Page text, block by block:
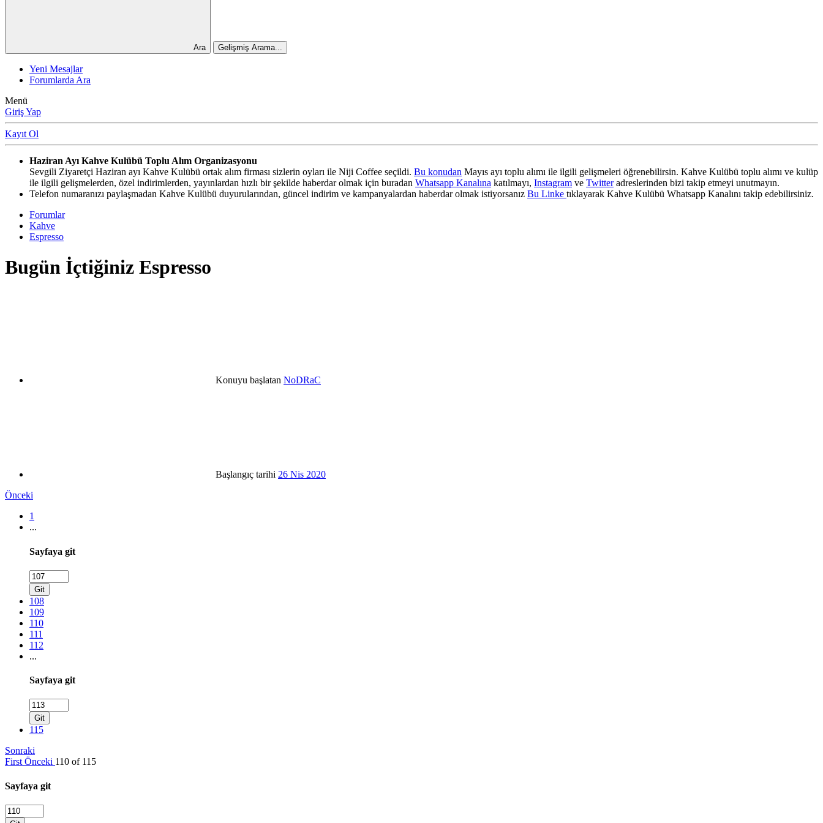
Ara Gelişmiş Arama...
Yeni Mesajlar
Forumlarda Ara
Menü
Giriş Yap
Kayıt Ol
Haziran Ayı Kahve Kulübü Toplu Alım Organizasyonu
Sevgili Ziyaretçi Haziran ayı Kahve Kulübü ortak alım firması sizlerin oyları ile Niji Coffee seçildi. Bu konudan Mayıs ayı toplu alımı ile ilgili gelişmeleri öğrenebilirsin. Kahve Kulübü toplu alımı ve kulüp
ile ilgili gelişmelerden, özel indirimlerden, yayınlardan hızlı bir şekilde haberdar olmak için buradan Whatsapp Kanalına katılmayı, Instagram ve Twitteradreslerinden bizi takip etmeyi unutmayın.
Telefon numaranızı paylaşmadan Kahve Kulübü duyurularından, güncel indirim ve kampanyalardan haberdar olmak istiyorsanız Bu Linke tıklayarak Kahve Kulübü Whatsapp Kanalını takip edebilirsiniz.
Forumlar
Kahve
Espresso
Bugün İçtiğiniz Espresso
Konuyu başlatan NoDRaC
Başlangıç tarihi 26 Nis 2020
Önceki
1
...
Sayfaya git
Git
108
109
110
111
112
...
Sayfaya git
Git
115
Sonraki
First Önceki 110 of 115
Sayfaya git